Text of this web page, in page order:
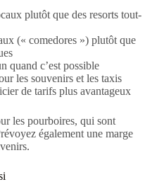
plutôt que des resorts tout-
(« comedores ») plutôt que
quand c’est possible
les souvenirs et les taxis
de tarifs plus avantageux
les pourboires, qui sont
également une marge